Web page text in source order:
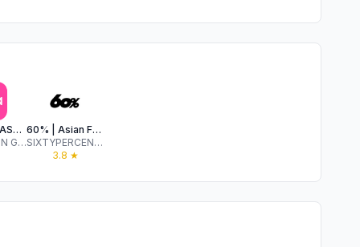
SONA (K-FASHION)
SN FASHION GROUP co Ltd
60% | Asian Fashion Store
SIXTYPERCENT, Inc.
3.8 ★